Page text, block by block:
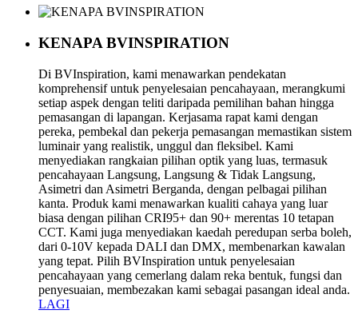
KENAPA BVINSPIRATION
Di BVInspiration, kami menawarkan pendekatan
komprehensif untuk penyelesaian pencahayaan, merangkumi
setiap aspek dengan teliti daripada pemilihan bahan hingga
pemasangan di lapangan. Kerjasama rapat kami dengan
pereka, pembekal dan pekerja pemasangan memastikan sistem
luminair yang realistik, unggul dan fleksibel. Kami
menyediakan rangkaian pilihan optik yang luas, termasuk
pencahayaan Langsung, Langsung & Tidak Langsung,
Asimetri dan Asimetri Berganda, dengan pelbagai pilihan
kanta. Produk kami menawarkan kualiti cahaya yang luar
biasa dengan pilihan CRI95+ dan 90+ merentas 10 tetapan
CCT. Kami juga menyediakan kaedah peredupan serba boleh,
dari 0-10V kepada DALI dan DMX, membenarkan kawalan
yang tepat. Pilih BVInspiration untuk penyelesaian
pencahayaan yang cemerlang dalam reka bentuk, fungsi dan
penyesuaian, membezakan kami sebagai pasangan ideal anda.
LAGI